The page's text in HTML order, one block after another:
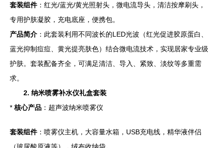
套装组件：红光/蓝光/黄光照射头，微电流导头，清洁按摩刷头，
专用护肤凝胶，充电底座，便携包。
产品简介 ：此套装利用不同波长的LED光波（红光促进胶原蛋白、
蓝光抑制痘痘、黄光提亮肤色）结合微电流技术，实现居家专业级
护肤。套装配备齐全，可满足清洁、导入、紧致、淡纹等多重需
求。
2. 纳米喷雾补水仪礼盒套装
* 核心产品 ：超声波纳米喷雾仪
套装组件：喷雾仪主机，大容量水箱，USB充电线，精华液伴侣